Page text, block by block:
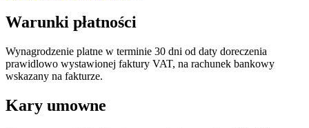
Warunki płatności
Wynagrodzenie platne w terminie 30 dni od daty doreczenia
prawidlowo wystawionej faktury VAT, na rachunek bankowy
wskazany na fakturze.
Kary umowne